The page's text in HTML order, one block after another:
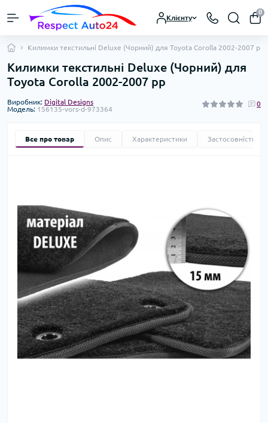
Клієнту
0
Килимки текстильні Deluxe (Чорний) для Toyota Corolla 2002-2007 рр
Килимки текстильні Deluxe (Чорний) для
Toyota Corolla 2002-2007 рр
Виробник: Digital Designs
Модель: 156135-vors-d-973364
0
Все про товар Опис Характеристики Застосовність